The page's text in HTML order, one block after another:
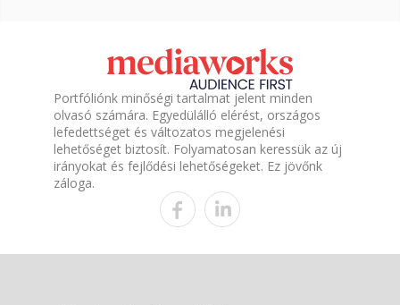
Portfóliónk minőségi tartalmat jelent minden
olvasó számára. Egyedülálló elérést, országos
lefedettséget és változatos megjelenési
lehetőséget biztosít. Folyamatosan keressük az új
irányokat és fejlődési lehetőségeket. Ez jövőnk
záloga.